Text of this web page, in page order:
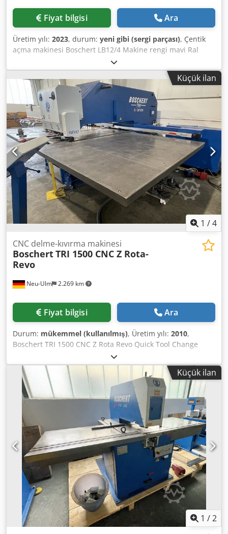
Fiyat bilgisi Ara
Üretim yılı: 2023, durum: yeni gibi (sergi parçası), Çentik
açma makinesi Boschert LB12/4 Makine rengi mavi Ral
5017 Kesme açısı 90 Kesme kapasitesi 4 mm St42 3 mm
paslanmaz çelik Bağlı yük 4kW Ağırlık 760 kg Hareketli
durdurma çubuğu durdurma çubuğuna sahip 2 durdurma
ile donatılmış makine, 225'e kadar şeritleri kesmek için 300
mm iç durdurma mm pleksi koruma CE ve yeni makine
garantisi Crodpfx Aisfgq Uisdjf
Küçük ilan
1 /4
Neu-Ulm 2.269 km
CNC delme-kıvırma makinesi
BoschertTRI 1500 CNC Z Rota-
Revo
Fiyat bilgisi Ara
Durum: mükemmel (kullanılmış), Üretim yılı: 2010,
Boschert TRI 1500 CNC Z Rota Revo Quick Tool Change
System: TRUMPF Punching Force: 3x 280 kN (28 tons)
Station 1: Trumpf system tool, size 3 (105 mm), with spray
device Crodpfx Aeid I D Ajidof Station 2: Trumpf system
tool, size 3 (105 mm), with freely indexable rotation Station
3: Trumpf system tool/Boschert Revotool, size 3 (105 mm)
incl. Revotool 8-position tool holder Travel paths: x-axis
3000 mm (repositionable up to 9999 mm), y-axis 1580 mm
Throat depth: 1730 mm Tool system: Trumpf size 1-3 (105
mm) Labod 32060 graphical controller / programmable at
the workshop Max. sheet thickness: 6 mm (with clamp
opening) Max. stroke height: 90 mm, steplessly
programmable upwards and downwards Slag extraction
Ball rollers in the machine table Table width left + right:
3200 mm each Table depth: 2810 mm Table height: 900
mm Overall width: 6482 mm Overall depth: 4600 mm
Overall height: 2110 mm Drive power: 25 kVA Machine
weight: 15,800 kg Hydraulic oil capacity: 160 l Color: Blue
Küçük ilan
1 /2